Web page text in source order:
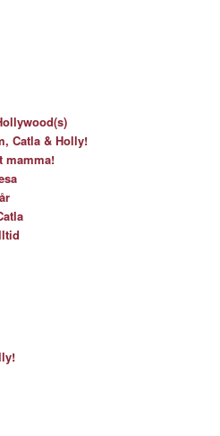
Catla & Holly!
mamma!